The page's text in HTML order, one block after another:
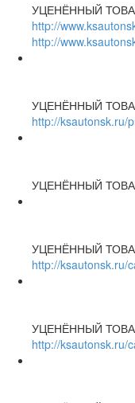
УЦЕНЁННЫЙ
http://
http://
УЦЕНЁННЫЙ
http://ksautonsk.ru/
УЦЕНЁННЫЙ
УЦЕНЁННЫЙ
http://ksautonsk.ru/
УЦЕНЁННЫЙ
http://ksautonsk.ru/